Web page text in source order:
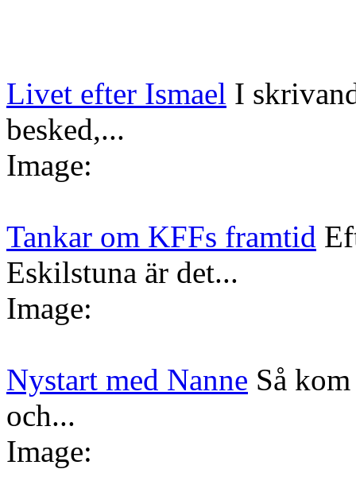
Livet efter Ismael I
besked,...
Image:
Tankar om KFFs framtid
Eskilstuna är det...
Image:
Nystart med Nanne Så
och...
Image: